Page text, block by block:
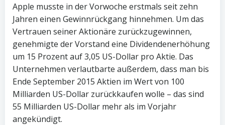
Apple musste in der Vorwoche erstmals seit zehn
Jahren einen Gewinnrückgang hinnehmen. Um das
Vertrauen seiner Aktionäre zurückzugewinnen,
genehmigte der Vorstand eine Dividendenerhöhung
um 15 Prozent auf 3,05 US-Dollar pro Aktie. Das
Unternehmen verlautbarte außerdem, dass man bis
Ende September 2015 Aktien im Wert von 100
Milliarden US-Dollar zurückkaufen wolle – das sind
55 Milliarden US-Dollar mehr als im Vorjahr
angekündigt.